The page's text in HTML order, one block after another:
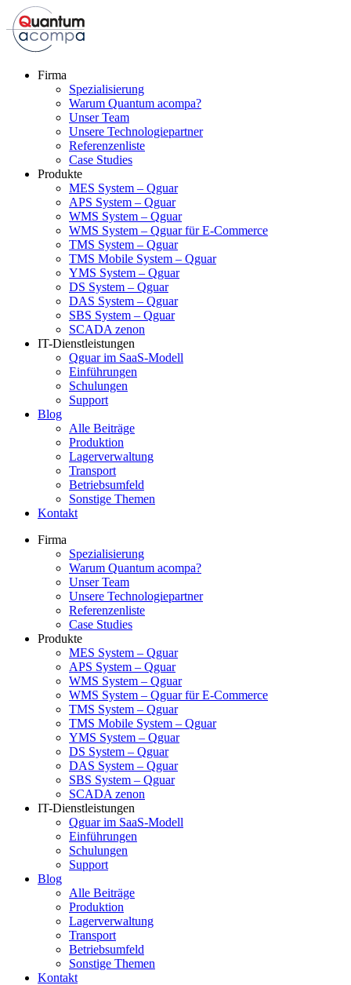
Firma
Spezialisierung
Warum Quantum acompa?
Unser Team
Unsere Technologiepartner
Referenzenliste
Case Studies
Produkte
MES System – Qguar
APS System – Qguar
WMS System – Qguar
WMS System – Qguar für E-Commerce
TMS System – Qguar
TMS Mobile System – Qguar
YMS System – Qguar
DS System – Qguar
DAS System – Qguar
SBS System – Qguar
SCADA zenon
IT-Dienstleistungen
Qguar im SaaS-Modell
Einführungen
Schulungen
Support
Blog
Alle Beiträge
Produktion
Lagerverwaltung
Transport
Betriebsumfeld
Sonstige Themen
Kontakt
Firma
Spezialisierung
Warum Quantum acompa?
Unser Team
Unsere Technologiepartner
Referenzenliste
Case Studies
Produkte
MES System – Qguar
APS System – Qguar
WMS System – Qguar
WMS System – Qguar für E-Commerce
TMS System – Qguar
TMS Mobile System – Qguar
YMS System – Qguar
DS System – Qguar
DAS System – Qguar
SBS System – Qguar
SCADA zenon
IT-Dienstleistungen
Qguar im SaaS-Modell
Einführungen
Schulungen
Support
Blog
Alle Beiträge
Produktion
Lagerverwaltung
Transport
Betriebsumfeld
Sonstige Themen
Kontakt